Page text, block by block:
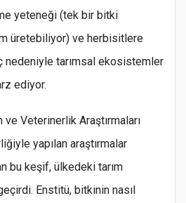
yeteneği (tek bir bitki
üretebiliyor) ve herbisitlere
nedeniyle tarımsal ekosistemler
ediyor.
ve Veterinerlik Araştırmaları
yapılan araştırmalar
bu keşif, ülkedeki tarım
Enstitü, bitkinin nasıl